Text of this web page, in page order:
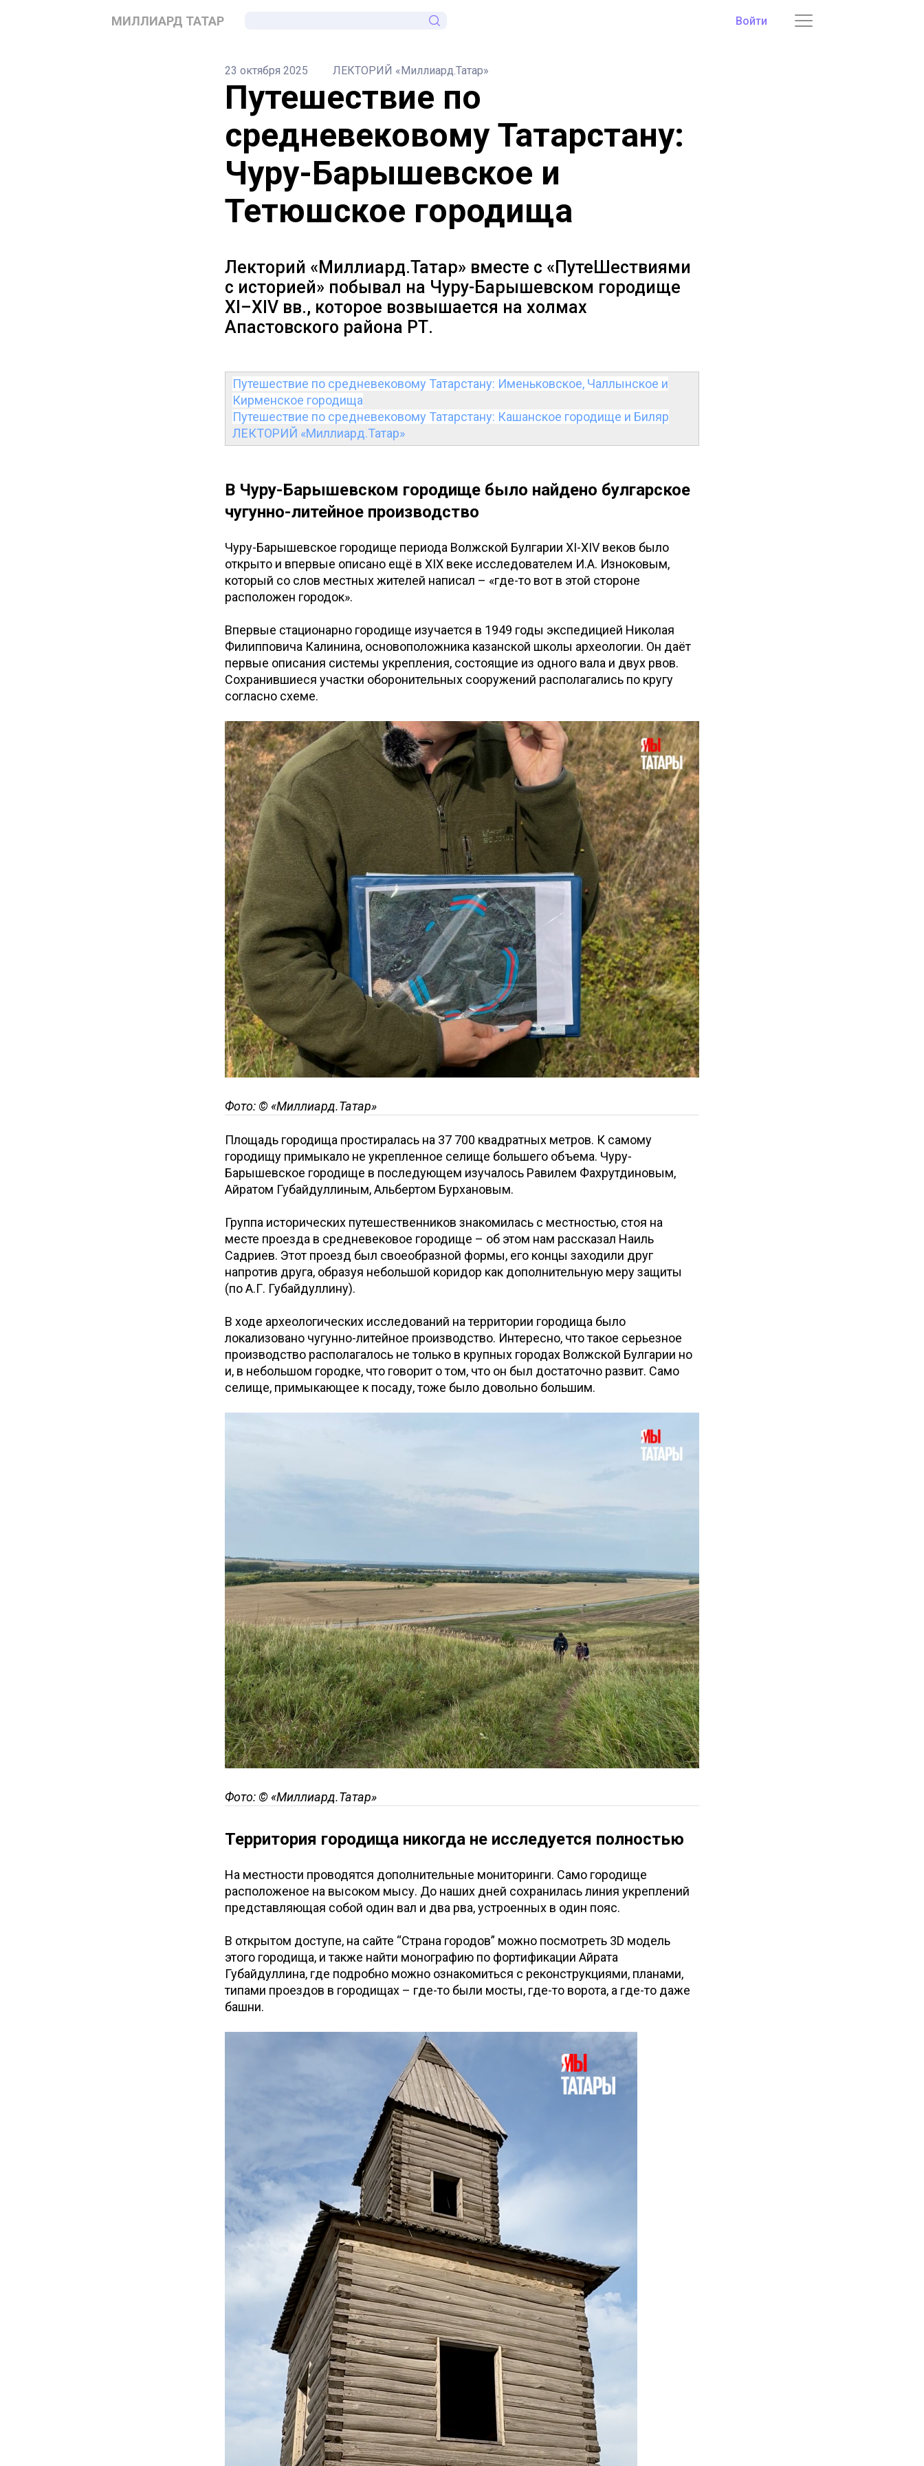
МИЛЛИАРД ТАТАР Войти
23 октября 2025 ЛЕКТОРИЙ «Миллиард.Татар»
Путешествие по
средневековому Татарстану:
Чуру-Барышевское и
Тетюшское городища
Лекторий «Миллиард.Татар» вместе с «ПутеШествиями
с историей» побывал на Чуру-Барышевском городище
XI–XIV вв., которое возвышается на холмах
Апастовского района РТ.
Путешествие по средневековому Татарстану: Именьковское, Чаллынское и
Кирменское городища
Путешествие по средневековому Татарстану: Кашанское городище и Биляр
ЛЕКТОРИЙ «Миллиард.Татар»
В Чуру-Барышевском городище было найдено булгарское
чугунно-литейное производство
Чуру-Барышевское городище периода Волжской Булгарии XI-XIV веков было
открыто и впервые описано ещё в XIX веке исследователем И.А. Изноковым,
который со слов местных жителей написал – «где-то вот в этой стороне
расположен городок».
Впервые стационарно городище изучается в 1949 годы экспедицией Николая
Филипповича Калинина, основоположника казанской школы археологии. Он даёт
первые описания системы укрепления, состоящие из одного вала и двух рвов.
Сохранившиеся участки оборонительных сооружений располагались по кругу
согласно схеме.
Фото: © «Миллиард.Татар»
Площадь городища простиралась на 37 700 квадратных метров. К самому
городищу примыкало не укрепленное селище большего объема. Чуру-
Барышевское городище в последующем изучалось Равилем Фахрутдиновым,
Айратом Губайдуллиным, Альбертом Бурхановым.
Группа исторических путешественников знакомилась с местностью, стоя на
месте проезда в средневековое городище – об этом нам рассказал Наиль
Садриев. Этот проезд был своеобразной формы, его концы заходили друг
напротив друга, образуя небольшой коридор как дополнительную меру защиты
(по А.Г. Губайдуллину).
В ходе археологических исследований на территории городища было
локализовано чугунно-литейное производство. Интересно, что такое серьезное
производство располагалось не только в крупных городах Волжской Булгарии но
и, в небольшом городке, что говорит о том, что он был достаточно развит. Само
селище, примыкающее к посаду, тоже было довольно большим.
Фото: © «Миллиард.Татар»
Территория городища никогда не исследуется полностью
На местности проводятся дополнительные мониторинги. Само городище
расположеное на высоком мысу. До наших дней сохранилась линия укреплений
представляющая собой один вал и два рва, устроенных в один пояс.
В открытом доступе, на сайте “Страна городов” можно посмотреть 3D модель
этого городища, и также найти монографию по фортификации Айрата
Губайдуллина, где подробно можно ознакомиться с реконструкциями, планами,
типами проездов в городищах – где-то были мосты, где-то ворота, а где-то даже
башни.